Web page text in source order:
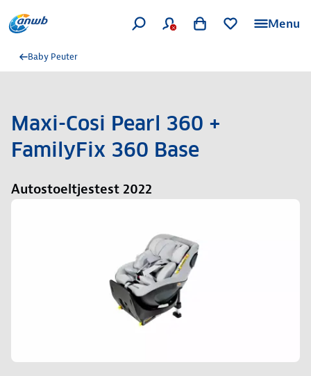
Menu
Baby Peuter
Maxi-Cosi Pearl 360 +
FamilyFix 360 Base
Autostoeltjestest 2022